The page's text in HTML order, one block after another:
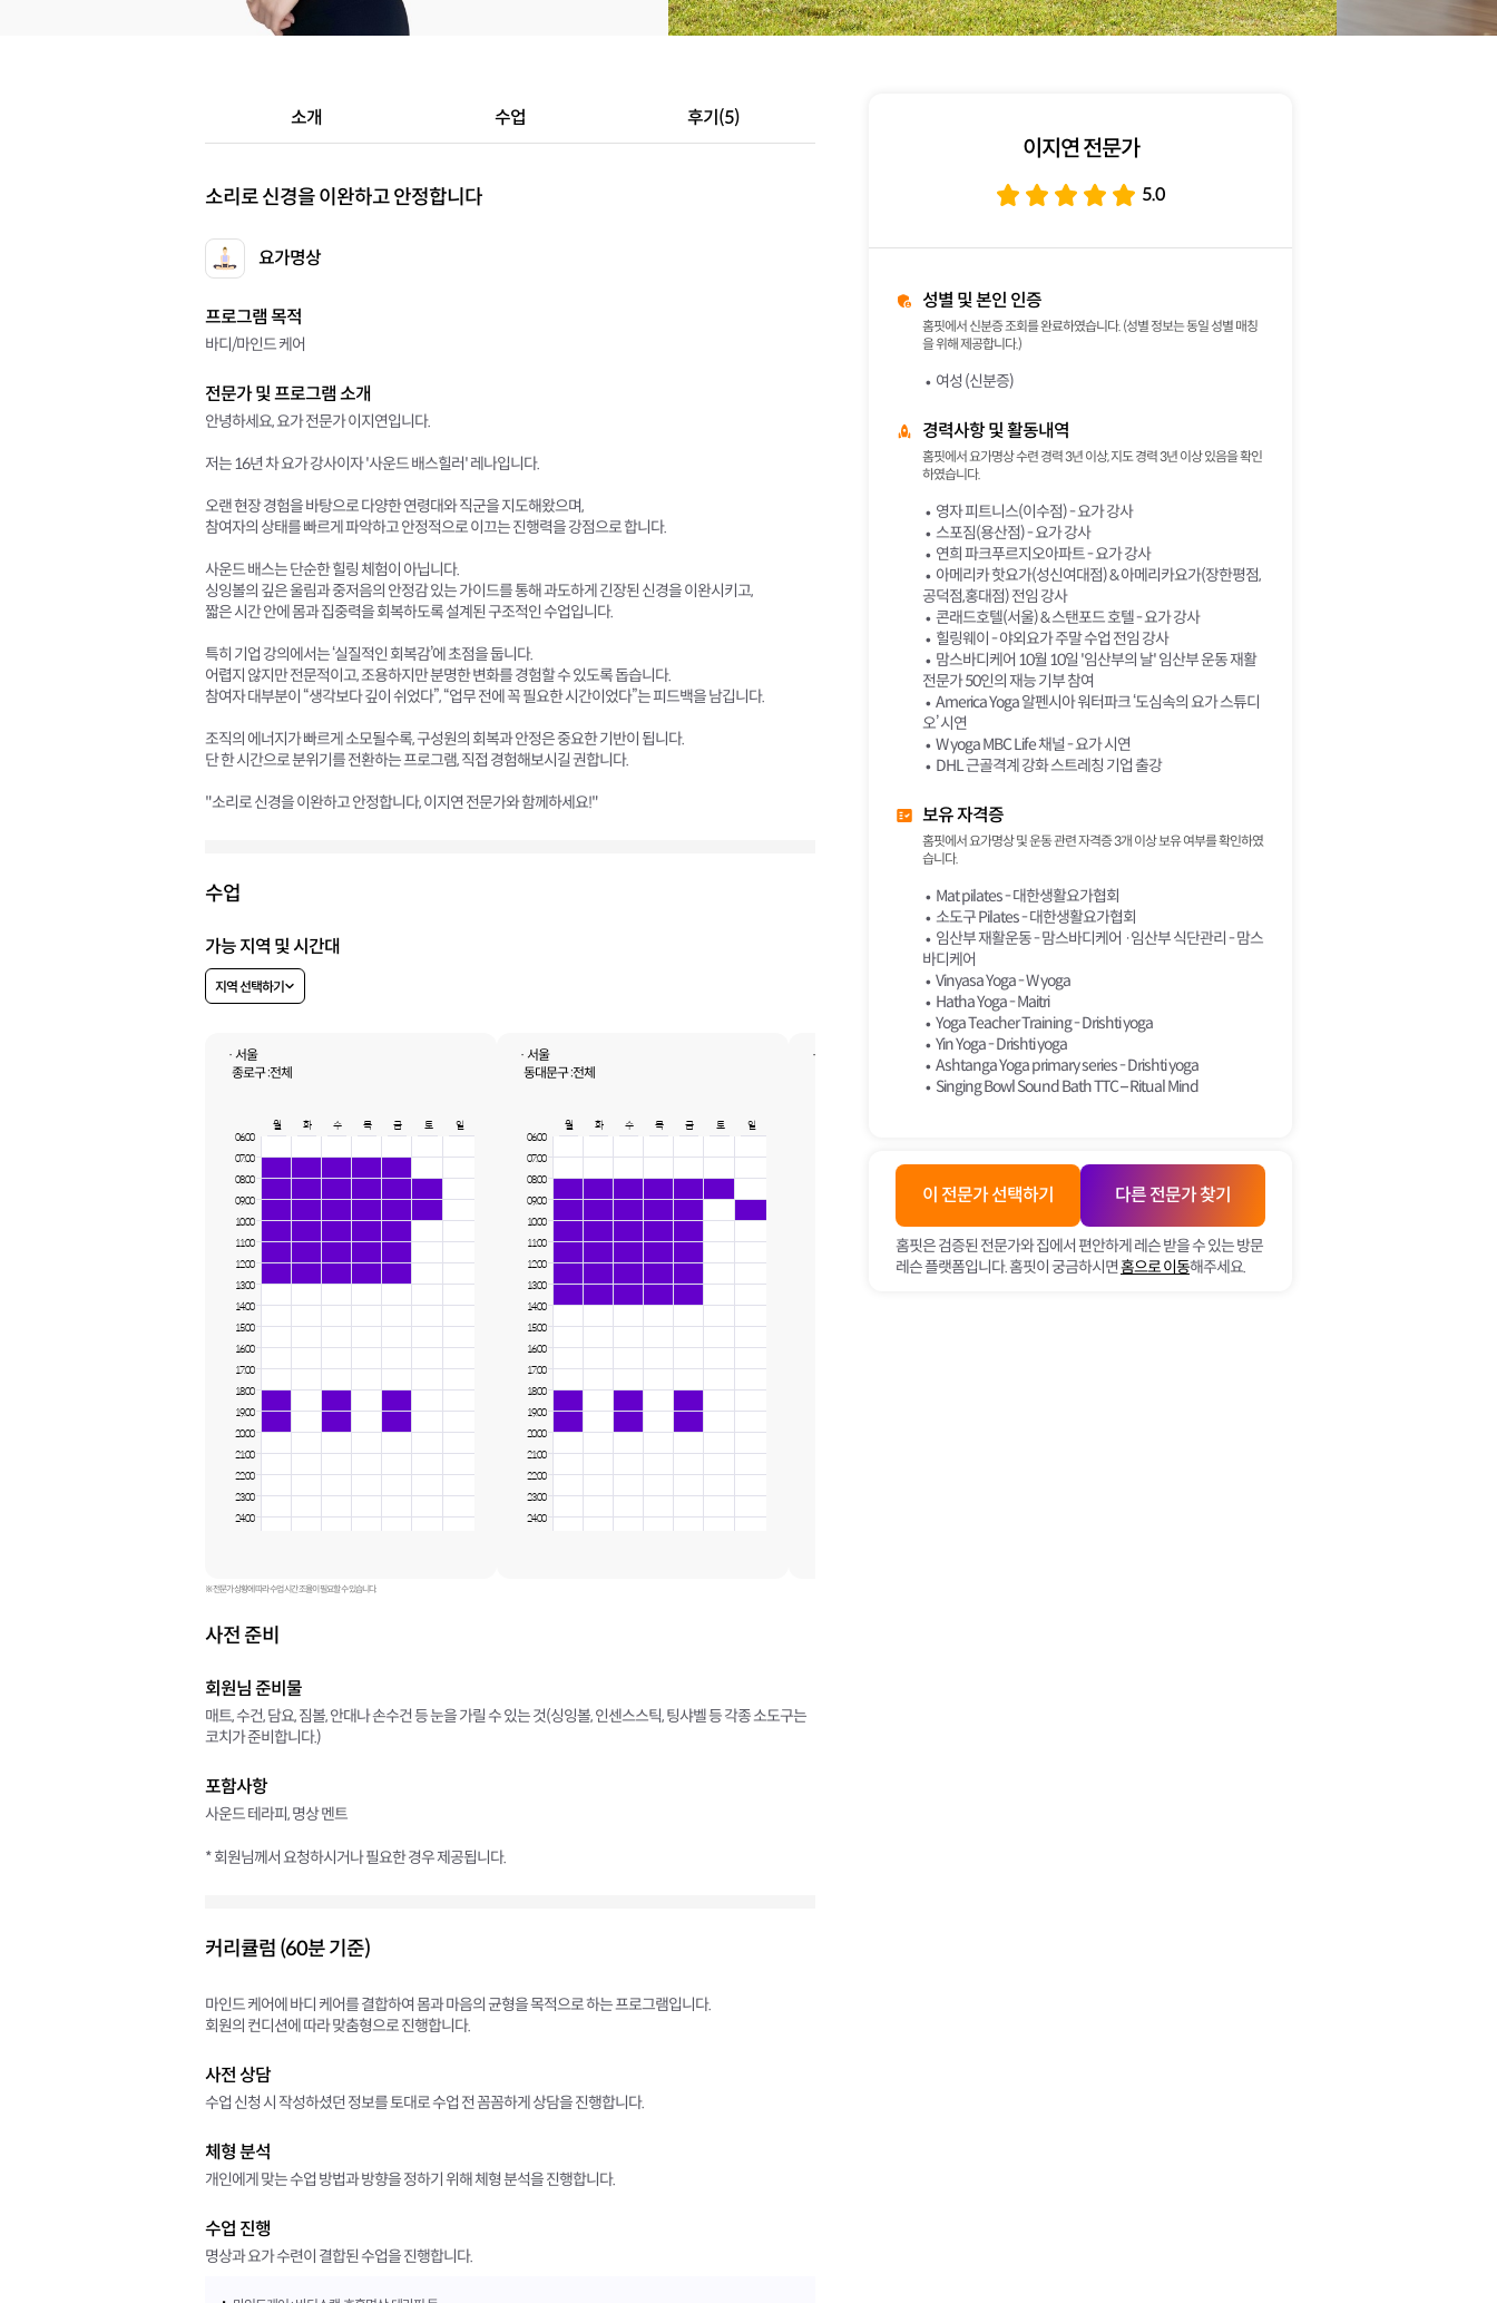
소개 수업 후기(5)
소리로 신경을 이완하고 안정합니다
요가명상
프로그램 목적
바디/마인드 케어
전문가 및 프로그램 소개
안녕하세요, 요가 전문가 이지연입니다.
저는 16년 차 요가 강사이자 '사운드 배스힐러' 레나입니다.
오랜 현장 경험을 바탕으로 다양한 연령대와 직군을 지도해왔으며,
참여자의 상태를 빠르게 파악하고 안정적으로 이끄는 진행력을 강점으로 합니다.
사운드 배스는 단순한 힐링 체험이 아닙니다.
싱잉볼의 깊은 울림과 중저음의 안정감 있는 가이드를 통해 과도하게 긴장된 신경을 이완시키고,
짧은 시간 안에 몸과 집중력을 회복하도록 설계된 구조적인 수업입니다.
특히 기업 강의에서는 ‘실질적인 회복감’에 초점을 둡니다.
어렵지 않지만 전문적이고, 조용하지만 분명한 변화를 경험할 수 있도록 돕습니다.
참여자 대부분이 “생각보다 깊이 쉬었다”, “업무 전에 꼭 필요한 시간이었다”는 피드백을 남깁니다.
조직의 에너지가 빠르게 소모될수록, 구성원의 회복과 안정은 중요한 기반이 됩니다.
단 한 시간으로 분위기를 전환하는 프로그램, 직접 경험해보시길 권합니다.
"소리로 신경을 이완하고 안정합니다, 이지연 전문가와 함께하세요!"
수업
가능 지역 및 시간대
지역 선택하기
· 서울
종로구 :전체
월 화 수 목 금 토
일
06:00
07:00
08:00
09:00
10:00
11:00
12:00
13:00
14:00
15:00
16:00
17:00
18:00
19:00
20:00
21:00
22:00
23:00
24:00
· 서울
동대문구 :전체
월 화 수 목 금 토
일
06:00
07:00
08:00
09:00
10:00
11:00
12:00
13:00
14:00
15:00
16:00
17:00
18:00
19:00
20:00
21:00
22:00
23:00
24:00
· 서울
※ 전문가 상황에 따라 수업 시간 조율이 필요할 수 있습니다.
사전 준비
회원님 준비물
매트, 수건, 담요, 짐볼, 안대나 손수건 등 눈을 가릴 수 있는 것(싱잉볼, 인센스스틱, 팅샤벨 등 각종 소도구는
코치가 준비합니다.)
포함사항
사운드 테라피, 명상 멘트
* 회원님께서 요청하시거나 필요한 경우 제공됩니다.
커리큘럼 (60분 기준)
마인드 케어에 바디 케어를 결합하여 몸과 마음의 균형을 목적으로 하는 프로그램입니다.
회원의 컨디션에 따라 맞춤형으로 진행합니다.
사전 상담
수업 신청 시 작성하셨던 정보를 토대로 수업 전 꼼꼼하게 상담을 진행합니다.
체형 분석
개인에게 맞는 수업 방법과 방향을 정하기 위해 체형 분석을 진행합니다.
수업 진행
명상과 요가 수련이 결합된 수업을 진행합니다.
이지연 전문가
5.0
성별 및 본인 인증
홈핏에서 신분증 조회를 완료하였습니다. (성별 정보는 동일 성별 매칭
을 위해 제공합니다.)
여성 (신분증)
경력사항 및 활동내역
홈핏에서 요가명상 수련 경력 3년 이상, 지도 경력 3년 이상 있음을 확인
하였습니다.
영자 피트니스(이수점) - 요가 강사
스포짐(용산점) - 요가 강사
연희 파크푸르지오아파트 - 요가 강사
아메리카 핫요가(성신여대점) & 아메리카요가(장한평점,
공덕점,홍대점) 전임 강사
콘래드호텔(서울) & 스탠포드 호텔 - 요가 강사
힐링웨이 - 야외요가 주말 수업 전임 강사
맘스바디케어 10월 10일 '임산부의 날' 임산부 운동 재활
전문가 50인의 재능 기부 참여
America Yoga 알펜시아 워터파크 ‘도심속의 요가 스튜디
오’ 시연
W yoga MBC Life 채널 - 요가 시연
DHL 근골격계 강화 스트레칭 기업 출강
보유 자격증
홈핏에서 요가명상 및 운동 관련 자격증 3개 이상 보유 여부를 확인하였
습니다.
Mat pilates - 대한생활요가협회
소도구 Pilates - 대한생활요가협회
임산부 재활운동 - 맘스바디케어 ·임산부 식단관리 - 맘스
바디케어
Vinyasa Yoga - W yoga
Hatha Yoga - Maitri
Yoga Teacher Training - Drishti yoga
Yin Yoga - Drishti yoga
Ashtanga Yoga primary series - Drishti yoga
Singing Bowl Sound Bath TTC – Ritual Mind
이 전문가 선택하기 다른 전문가 찾기
홈핏은 검증된 전문가와 집에서 편안하게 레슨 받을 수 있는 방문
레슨 플랫폼입니다. 홈핏이 궁금하시면홈으로 이동해주세요.